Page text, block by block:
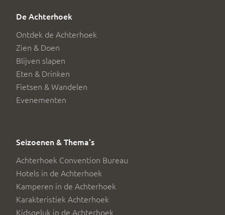
De Achterhoek
Ontdek de Achterhoek
Zien & Doen
Blijven slapen
Eten & Drinken
Fietsen & Wandelen
Evenementen
Seizoenen & Thema's
Achterhoek Convention Bureau
Hotels in de Achterhoek
Kamperen in de Achterhoek
Karakteristiek Achterhoek
Kidsgeluk in de Achterhoek